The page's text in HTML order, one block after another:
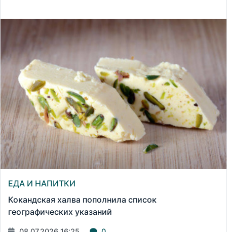
ЕДА И НАПИТКИ
Кокандская халва пополнила список
географических указаний